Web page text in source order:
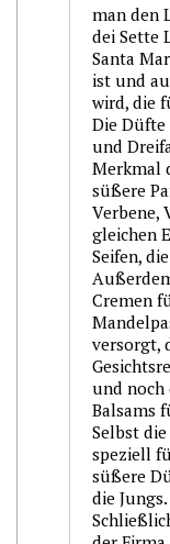
man den
dei Sette
Santa
ist und
wird, die
Die Düfte
und
Merkmal
süßere
Verbene,
gleichen
Seifen,
Cremen
versorgt,
und noch
Balsams
Selbst
speziell
süßere
die Jungs.